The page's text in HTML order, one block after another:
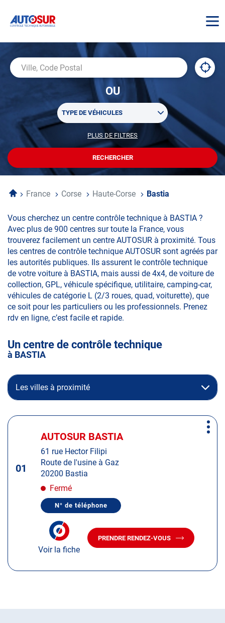
Code
Postal
À
,
OU
Sélectionner
un
plusieurs
recherche
TYPE DE VÉHICULES
PLUS DE FILTRES
POUR
PERSONNALISER
VOTRE
RECHERCHE
RECHERCHER
UN
CENTRE
AUTOSUR
AccueilFrance Corse Haute-Corse Bastia
Vous cherchez un centre contrôle technique à BASTIA ?
Avec plus de 900 centres sur toute la France, vous
trouverez facilement un centre AUTOSUR à proximité. Tous
les centres de contrôle technique AUTOSUR sont agréés par
les autorités publiques. Ils assurent le contrôle technique
de votre voiture à BASTIA, mais aussi de 4x4, de voiture de
collection, GPL, véhicule spécifique, utilitaire, camping-car,
véhicules de catégorie L (2/3 roues, quad, voiturette), que
ce soit pour les particuliers ou les professionnels. Prenez
rdv en ligne, c’est facile et rapide.
Un centre de contrôle technique
à BASTIA
Les villes à proximité
Appuyer
ENTRÉE
informations
01
Centre
:
AUTOSUR BASTIA
61 rue Hector Filipi
Route de l'usine à Gaz
20200 Bastia
Fermé
N° de téléphone
AFFICHER
TÉLÉPHONE
BASTIA
Voir la fiche
PRENDRE RENDEZ-VOUS
AVEC
Plus